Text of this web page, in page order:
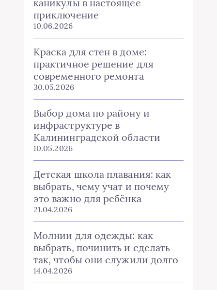
каникулы в настоящее
приключение
10.06.2026
Краска для стен в доме:
практичное решение для
современного ремонта
30.05.2026
Выбор дома по району и
инфраструктуре в
Калининградской области
10.05.2026
Детская школа плавания: как
выбрать, чему учат и почему
это важно для ребёнка
21.04.2026
Молнии для одежды: как
выбрать, починить и сделать
так, чтобы они служили долго
14.04.2026